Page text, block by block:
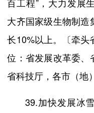
百工程”，大力发展
大齐国家级生物制造
长10%以上。〔牵头
位：省发展改革委、
省科技厅，各市（地
39.加快发展冰